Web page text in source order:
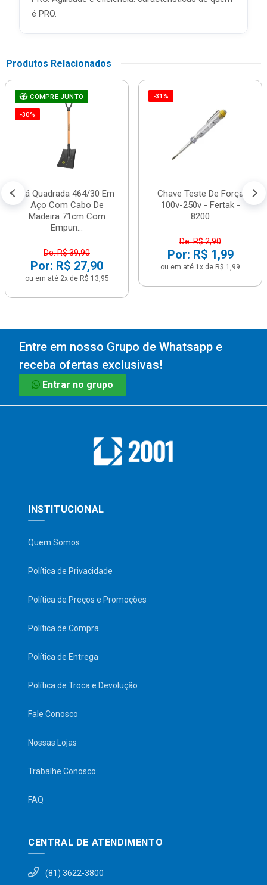
é PRO.
Produtos Relacionados
COMPRE JUNTO
-30%
Pá Quadrada 464/30 Em
Aço Com Cabo De
Madeira 71cm Com
Empun...
De: R$ 39,90
Por: R$ 27,90
ou em até 2x de R$ 13,95
-31%
Chave Teste De Força
100v-250v - Fertak -
8200
De: R$ 2,90
Por: R$ 1,99
ou em até 1x de R$ 1,99
Entre em nosso Grupo de Whatsapp e
receba ofertas exclusivas!
Entrar no grupo
INSTITUCIONAL
Quem Somos
Política de Privacidade
Política de Preços e Promoções
Política de Compra
Política de Entrega
Política de Troca e Devolução
Fale Conosco
Nossas Lojas
Trabalhe Conosco
FAQ
CENTRAL DE ATENDIMENTO
(81) 3622-3800